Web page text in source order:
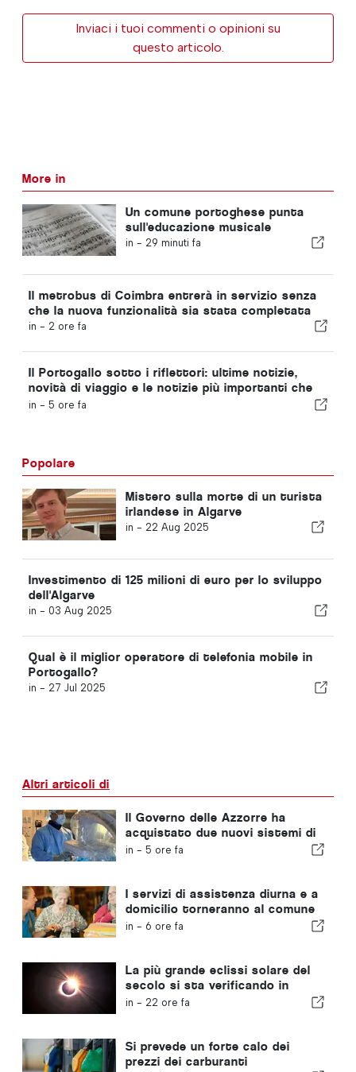
Inviaci i tuoi commenti o opinioni su
questo articolo.
More in
Un comune portoghese punta
sull'educazione musicale
in - 29 minuti fa
Il metrobus di Coimbra entrerà in servizio senza
che la nuova funzionalità sia stata completata
in - 2 ore fa
Il Portogallo sotto i riflettori: ultime notizie,
novità di viaggio e le notizie più importanti che
fanno scalpore
in - 5 ore fa
Popolare
Mistero sulla morte di un turista
irlandese in Algarve
in - 22 Aug 2025
Investimento di 125 milioni di euro per lo sviluppo
dell'Algarve
in - 03 Aug 2025
Qual è il miglior operatore di telefonia mobile in
Portogallo?
in - 27 Jul 2025
Altri articoli di
Il Governo delle Azzorre ha
acquistato due nuovi sistemi di
chirurgia robotica
in - 5 ore fa
I servizi di assistenza diurna e a
domicilio torneranno al comune
portoghese
in - 6 ore fa
La più grande eclissi solare del
secolo si sta verificando in
Portogallo
in - 22 ore fa
Si prevede un forte calo dei
prezzi dei carburanti